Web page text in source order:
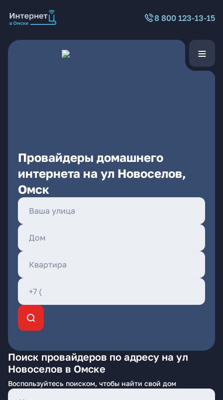
8 800 123-13-15
Провайдеры домашнего
интернета на ул Новоселов,
Омск
Поиск провайдеров по адресу на ул
Новоселов в Омске
Воспользуйтесь поиском, чтобы найти свой дом